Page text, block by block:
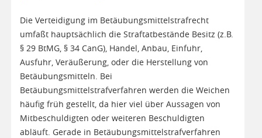
Die Verteidigung im Betäubungsmittelstrafrecht
umfaßt hauptsächlich die Straftatbestände Besitz (z.B.
§ 29 BtMG, § 34 CanG), Handel, Anbau, Einfuhr,
Ausfuhr, Veräußerung, oder die Herstellung von
Betäubungsmitteln. Bei
Betäubungsmittelstrafverfahren werden die Weichen
häufig früh gestellt, da hier viel über Aussagen von
Mitbeschuldigten oder weiteren Beschuldigten
abläuft. Gerade in Betäubungsmittelstrafverfahren